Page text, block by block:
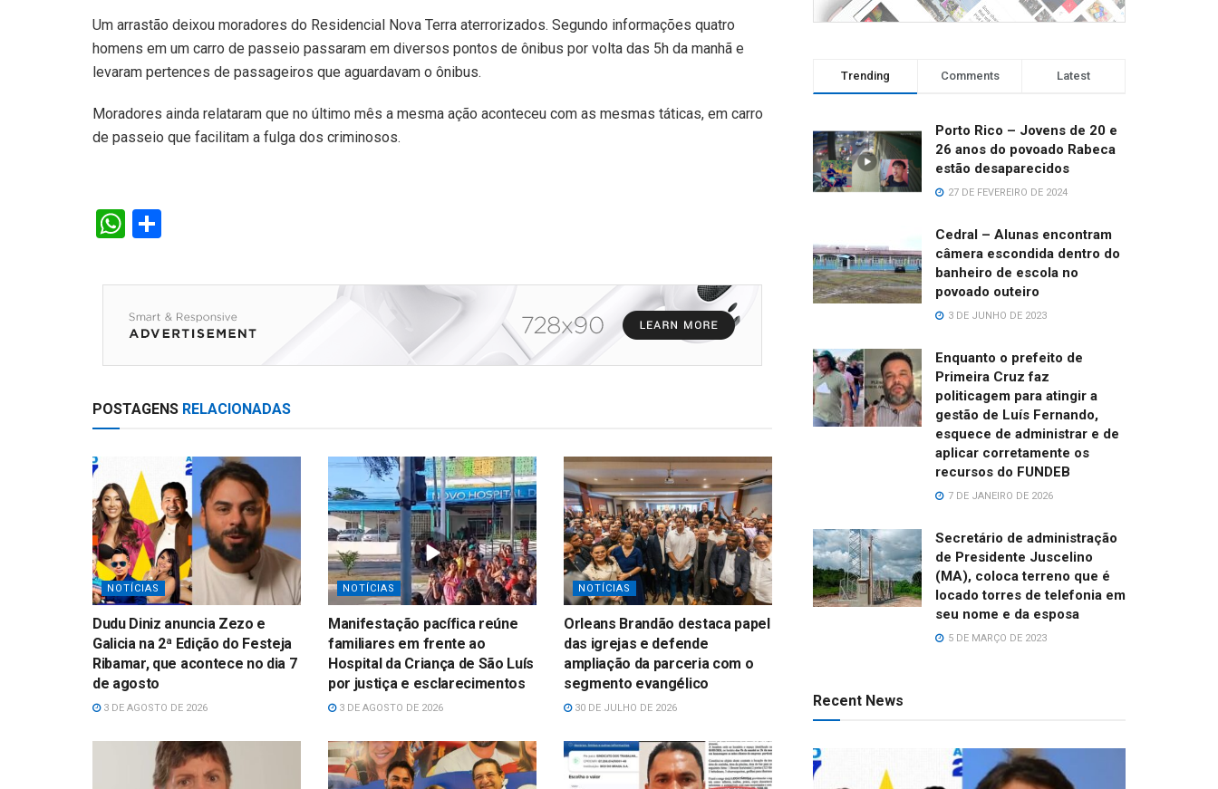
Um arrastão deixou moradores do Residencial Nova Terra aterrorizados. Segundo informações quatro
homens em um carro de passeio passaram em diversos pontos de ônibus por volta das 5h da manhã e
levaram pertences de passageiros que aguardavam o ônibus.
Moradores ainda relataram que no último mês a mesma ação aconteceu com as mesmas táticas, em carro
de passeio que facilitam a fulga dos criminosos.
W
at
s
A
p
p
ar
e
POSTAGENS RELACIONADAS
NOTÍCIAS
Dudu Diniz anuncia Zezo e
Galicia na 2ª Edição do Festeja
Ribamar, que acontece no dia 7
de agosto
3 DE AGOSTO DE 2026
NOTÍCIAS
Manifestação pacífica reúne
familiares em frente ao
Hospital da Criança de São Luís
por justiça e esclarecimentos
3 DE AGOSTO DE 2026
NOTÍCIAS
Orleans Brandão destaca papel
das igrejas e defende
ampliação da parceria com o
segmento evangélico
30 DE JULHO DE 2026
Trending Comments Latest
Porto Rico – Jovens de 20 e
26 anos do povoado Rabeca
estão desaparecidos
27 DE FEVEREIRO DE 2024
Cedral – Alunas encontram
câmera escondida dentro do
banheiro de escola no
povoado outeiro
3 DE JUNHO DE 2023
Enquanto o prefeito de
Primeira Cruz faz
politicagem para atingir a
gestão de Luís Fernando,
esquece de administrar e de
aplicar corretamente os
recursos do FUNDEB
7 DE JANEIRO DE 2026
Secretário de administração
de Presidente Juscelino
(MA), coloca terreno que é
locado torres de telefonia em
seu nome e da esposa
5 DE MARÇO DE 2023
Recent News